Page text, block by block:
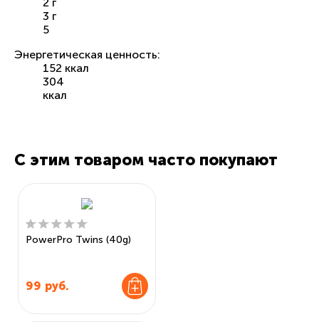
3 г
5
Энергетическая ценность:
152 ккал
304
ккал
С этим товаром часто покупают
PowerPro Twins (40g)
99 руб.